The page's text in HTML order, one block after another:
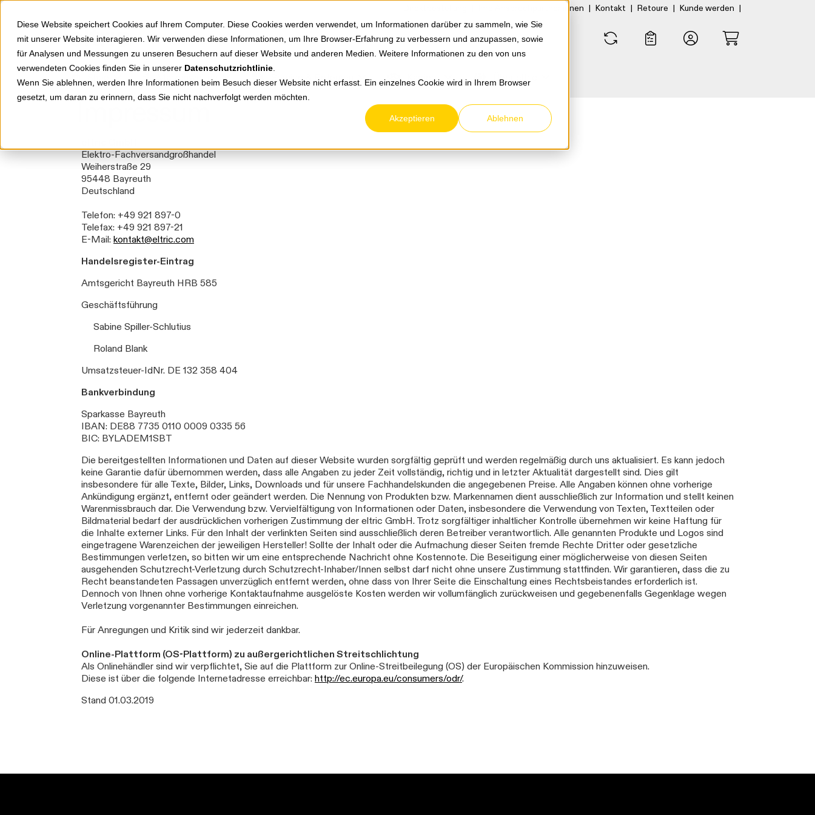
Diese Website speichert Cookies auf Ihrem Computer. Diese Cookies werden verwendet, um Informationen darüber zu sammeln, wie Sie
mit unserer Website interagieren. Wir verwenden diese Informationen, um Ihre Browser-Erfahrung zu verbessern und anzupassen, sowie
für Analysen und Messungen zu unseren Besuchern auf dieser Website und anderen Medien. Weitere Informationen zu den von uns
verwendeten Cookies finden Sie in unserer Datenschutzrichtlinie
Wenn Sie ablehnen, werden Ihre Informationen beim Besuch dieser Website nicht erfasst. Ein einzelnes Cookie wird in Ihrem Browser
gesetzt, um daran zu erinnern, dass Sie nicht nachverfolgt werden möchten.
Akzeptieren Ablehnen
Springe zu Hauptinhalt Ihre Ansprechpartner:innen | Kontakt | Retoure | Kunde werden |
Markenwelten Service & Retouren Karriere Über eltric
Impressum
Elektro-Fachversandgroßhandel
Weiherstraße 29
95448 Bayreuth
Deutschland
Telefon: +49 921 897-0
Telefax: +49 921 897-21
E-Mail: kontakt@eltric.com
Handelsregister-Eintrag
Amtsgericht Bayreuth HRB 585
Geschäftsführung
Sabine Spiller-Schlutius
Roland Blank
Umsatzsteuer-IdNr. DE 132 358 404
Bankverbindung
Sparkasse Bayreuth
IBAN: DE88 7735 0110 0009 0335 56
BIC: BYLADEM1SBT
Die bereitgestellten Informationen und Daten auf dieser Website wurden sorgfältig geprüft und werden regelmäßig durch uns aktualisiert. Es kann jedoch
keine Garantie dafür übernommen werden, dass alle Angaben zu jeder Zeit vollständig, richtig und in letzter Aktualität dargestellt sind. Dies gilt
insbesondere für alle Texte, Bilder, Links, Downloads und für unsere Fachhandelskunden die angegebenen Preise. Alle Angaben können ohne vorherige
Ankündigung ergänzt, entfernt oder geändert werden. Die Nennung von Produkten bzw. Markennamen dient ausschließlich zur Information und stellt keinen
Warenmissbrauch dar. Die Verwendung bzw. Vervielfältigung von Informationen oder Daten, insbesondere die Verwendung von Texten, Textteilen oder
Bildmaterial bedarf der ausdrücklichen vorherigen Zustimmung der eltric GmbH. Trotz sorgfältiger inhaltlicher Kontrolle übernehmen wir keine Haftung für
die Inhalte externer Links. Für den Inhalt der verlinkten Seiten sind ausschließlich deren Betreiber verantwortlich. Alle genannten Produkte und Logos sind
eingetragene Warenzeichen der jeweiligen Hersteller! Sollte der Inhalt oder die Aufmachung dieser Seiten fremde Rechte Dritter oder gesetzliche
Bestimmungen verletzen, so bitten wir um eine entsprechende Nachricht ohne Kostennote. Die Beseitigung einer möglicherweise von diesen Seiten
ausgehenden Schutzrecht-Verletzung durch Schutzrecht-Inhaber/Innen selbst darf nicht ohne unsere Zustimmung stattfinden. Wir garantieren, dass die zu
Recht beanstandeten Passagen unverzüglich entfernt werden, ohne dass von Ihrer Seite die Einschaltung eines Rechtsbeistandes erforderlich ist.
Dennoch von Ihnen ohne vorherige Kontaktaufnahme ausgelöste Kosten werden wir vollumfänglich zurückweisen und gegebenenfalls Gegenklage wegen
Verletzung vorgenannter Bestimmungen einreichen.
Für Anregungen und Kritik sind wir jederzeit dankbar.
Online-Plattform (OS-Plattform) zu außergerichtlichen Streitschlichtung
Als Onlinehändler sind wir verpflichtet, Sie auf die Plattform zur Online-Streitbeilegung (OS) der Europäischen Kommission hinzuweisen.
Diese ist über die folgende Internetadresse erreichbar: http://ec.europa.eu/consumers/odr/.
Stand 01.03.2019